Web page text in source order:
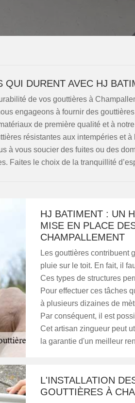
QUI DURENT AVEC HJ
de vos gouttières à
engageons à fournir des
de première qualité et à
résistantes aux intempéries et à
à vous soucier des fuites ou des
Faites le choix de la tranquillité
HJ BATIMENT : UN
MISE EN PLACE
CHAMPALLEMENT
Les gouttières contribuent
pluie sur le toit. En fait, il
Ces types de structures
Pour effectuer ces tâches
à plusieurs dizaines de
Par conséquent, il est
Cet artisan zingueur peut
la garantie d'un meilleur
L'INSTALLATION
GOUTTIÈRES À